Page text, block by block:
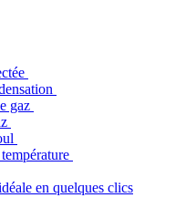
gaz
en quelques clics